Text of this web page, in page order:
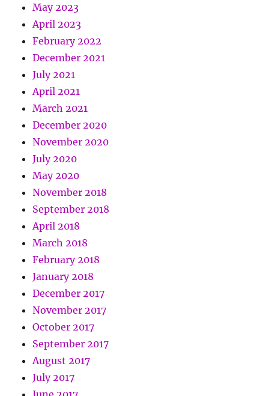
May 2023
April 2023
February 2022
December 2021
July 2021
April 2021
March 2021
December 2020
November 2020
July 2020
May 2020
November 2018
September 2018
April 2018
March 2018
February 2018
January 2018
December 2017
November 2017
October 2017
September 2017
August 2017
July 2017